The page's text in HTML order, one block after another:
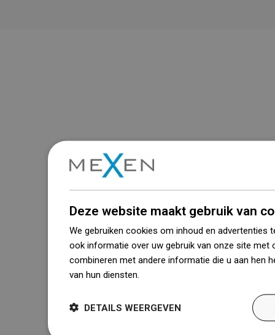
Deze website maakt gebruik van
We gebruiken cookies om inhoud en advertenties
ook informatie over uw gebruik van onze site met
combineren met andere informatie die u aan hen
van hun diensten.
DETAILS WEERGEVEN